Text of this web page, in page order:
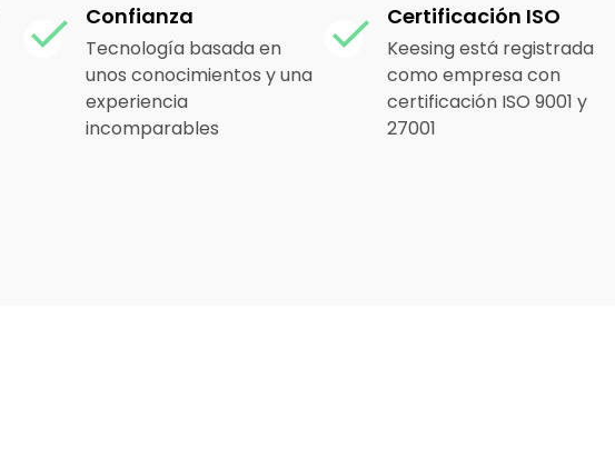
Confianza
Tecnología basada en
unos conocimientos y una
experiencia
incomparables
Certificación ISO
Keesing está registrada
como empresa con
certificación ISO 9001 y
27001